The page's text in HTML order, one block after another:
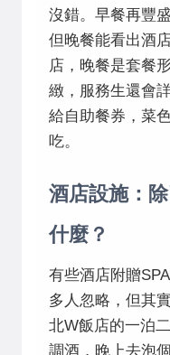
沒錯。早餐再豐
但晚餐能看出酒
店，晚餐是套餐
緻，服務生還會
給自助餐券，菜
吃。
酒店設施：
什麼？
有些酒店附贈
多人忽略，但其
北W飯店的一泊
調酒，晚上去泡